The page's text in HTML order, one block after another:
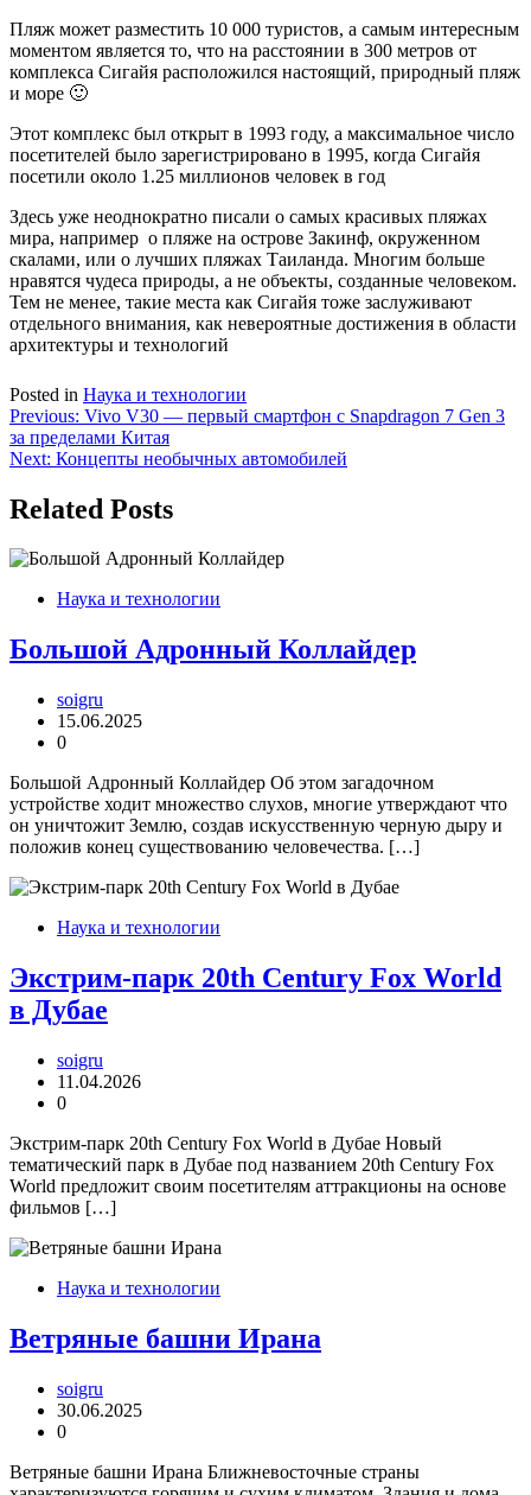
Пляж может разместить 10 000 туристов, а самым интересным
моментом является то, что на расстоянии в 300 метров от
комплекса Сигайя расположился настоящий, природный пляж
и море 🙂
Этот комплекс был открыт в 1993 году, а максимальное число
посетителей было зарегистрировано в 1995, когда Сигайя
посетили около 1.25 миллионов человек в год
Здесь уже неоднократно писали о самых красивых пляжах
мира, например о пляже на острове Закинф, окруженном
скалами, или о лучших пляжах Таиланда. Многим больше
нравятся чудеса природы, а не объекты, созданные человеком.
Тем не менее, такие места как Сигайя тоже заслуживают
отдельного внимания, как невероятные достижения в области
архитектуры и технологий
Posted in Наука и технологии
Навигация
по
Previous: Vivo V30 — первый смартфон с Snapdragon 7 Gen 3
за пределами Китая
Next: Концепты необычных автомобилей
Related Posts
Наука и технологии
Большой Адронный Коллайдер
soigru
15.06.2025
0
Большой Адронный Коллайдер Об этом загадочном
устройстве ходит множество слухов, многие утверждают что
он уничтожит Землю, создав искусственную черную дыру и
положив конец существованию человечества. […]
Наука и технологии
Экстрим-парк 20th Century Fox World
в Дубае
soigru
11.04.2026
0
Экстрим-парк 20th Century Fox World в Дубае Новый
тематический парк в Дубае под названием 20th Century Fox
World предложит своим посетителям аттракционы на основе
фильмов […]
Наука и технологии
Ветряные башни Ирана
soigru
30.06.2025
0
Ветряные башни Ирана Ближневосточные страны